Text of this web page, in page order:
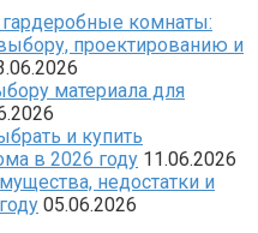
комнаты:
проектированию и
материала для
и купить
в 2026 году 11.06.2026
недостатки и
05.06.2026